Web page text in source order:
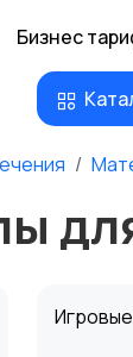
Бизнес